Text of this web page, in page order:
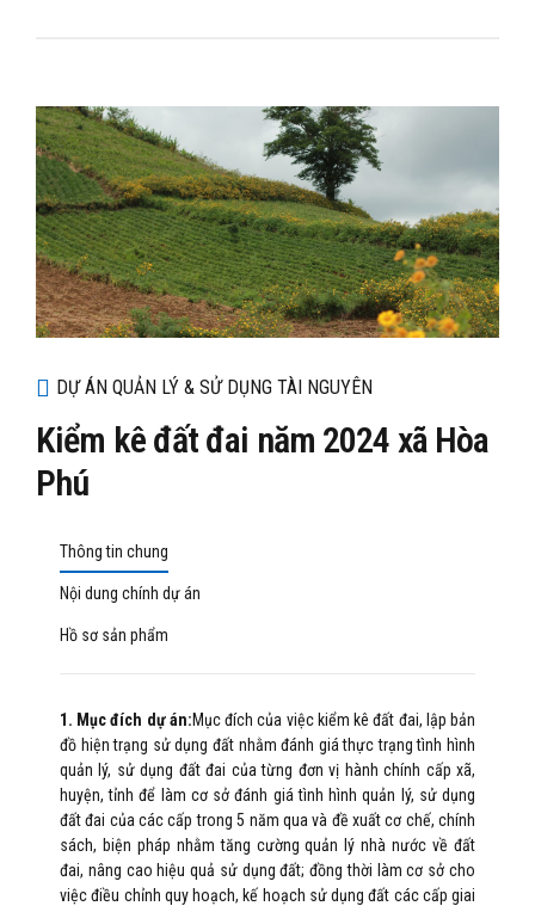
DỰ ÁN QUẢN LÝ & SỬ DỤNG TÀI NGUYÊN
Kiểm kê đất đai năm 2024 xã Hòa
Phú
Thông tin chung
Nội dung chính dự án
Hồ sơ sản phẩm
1. Mục đích dự án:Mục đích của việc kiểm kê đất đai, lập bản
đồ hiện trạng sử dụng đất nhằm đánh giá thực trạng tình hình
quản lý, sử dụng đất đai của từng đơn vị hành chính cấp xã,
huyện, tỉnh để làm cơ sở đánh giá tình hình quản lý, sử dụng
đất đai của các cấp trong 5 năm qua và đề xuất cơ chế, chính
sách, biện pháp nhằm tăng cường quản lý nhà nước về đất
đai, nâng cao hiệu quả sử dụng đất; đồng thời làm cơ sở cho
việc điều chỉnh quy hoạch, kế hoạch sử dụng đất các cấp giai